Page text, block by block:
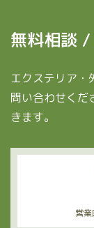
無料相談
エクステリア
問い合わせくだ
きます。
営